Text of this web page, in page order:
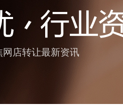
店转让最新资讯